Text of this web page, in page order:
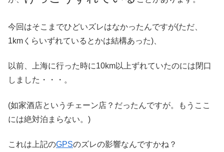
今回はそこまでひどいズレはなかったんですが(ただ、
1kmくらいずれているとかは結構あった)、
以前、上海に行った時に10km以上ずれていたのには閉口
しました・・・。
(如家酒店というチェーン店？だったんですが。もうここ
には絶対泊まらない。)
これは上記のGPSのズレの影響なんですかね？